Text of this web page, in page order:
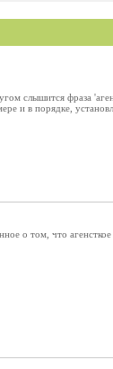
слышится фраза
и в порядке,
о том, что